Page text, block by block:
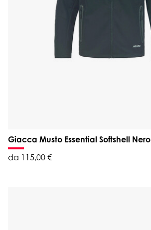
Giacca Musto Essential Softshell Nero
da 115,00 €